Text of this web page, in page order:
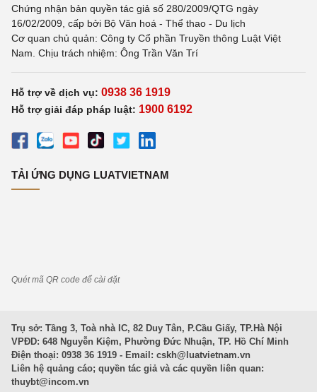
Chứng nhận bản quyền tác giả số 280/2009/QTG ngày
16/02/2009, cấp bởi Bộ Văn hoá - Thể thao - Du lịch
Cơ quan chủ quản: Công ty Cổ phần Truyền thông Luật Việt
Nam. Chịu trách nhiệm: Ông Trần Văn Trí
Hỗ trợ về dịch vụ: 0938 36 1919
Hỗ trợ giải đáp pháp luật: 1900 6192
TẢI ỨNG DỤNG LUATVIETNAM
Quét mã QR code để cài đặt
Trụ sở: Tầng 3, Toà nhà IC, 82 Duy Tân, P.Cầu Giấy, TP.Hà Nội
VPĐD: 648 Nguyễn Kiệm, Phường Đức Nhuận, TP. Hồ Chí Minh
Điện thoại: 0938 36 1919 - Email: cskh@luatvietnam.vn
Liên hệ quảng cáo; quyền tác giả và các quyền liên quan:
thuybt@incom.vn